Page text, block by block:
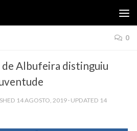
0
Albufeira distinguiu
14 AGOSTO, 2019 · UPDATED 14